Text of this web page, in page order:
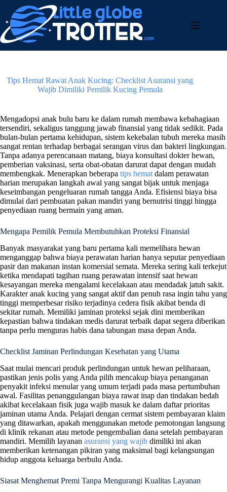
contenu
Tips Hemat Rawat Anak Kucing: Checklist Asuransi yang
Wajib Dimiliki Pemilik Kucing Pemula
Mengadopsi anak bulu baru ke dalam rumah membawa kebahagiaan
tersendiri, sekaligus tanggung jawab finansial yang tidak sedikit. Pada
bulan-bulan pertama kehidupan, sistem kekebalan tubuh mereka masih
sangat rentan terhadap berbagai serangan virus dan bakteri lingkungan.
Tanpa adanya perencanaan matang, biaya konsultasi dokter hewan,
pemberian vaksinasi, serta obat-obatan darurat dapat dengan mudah
membengkak. Menerapkan beberapa tips hemat dalam perawatan
harian merupakan langkah awal yang sangat bijak untuk menjaga
keseimbangan pengeluaran rumah tangga Anda. Efisiensi biaya bisa
dimulai dari pembuatan pakan mandiri yang bernutrisi tinggi hingga
penyediaan ruang bermain yang aman.
Mengapa Pemilik Pemula Membutuhkan Proteksi Finansial
Banyak masyarakat yang baru pertama kali memelihara hewan
menganggap bahwa biaya perawatan harian hanya seputar penyediaan
pasir dan makanan instan komersial semata. Mereka sering kali terkejut
ketika mendapati tagihan ruang perawatan intensif saat hewan
kesayangan mereka mengalami kecelakaan atau mendadak jatuh sakit.
Karakter anak kucing yang sangat aktif dan penuh rasa ingin tahu yang
tinggi memperbesar risiko terjadinya cedera fisik akibat benda di
sekitar rumah. Memiliki jaminan proteksi sejak dini memberikan
kepastian bahwa tindakan medis darurat terbaik dapat segera diberikan
tanpa perlu menguras habis dana tabungan masa depan Anda.
Checklist Jaminan Perlindungan Kesehatan yang Utama
Saat mulai mencari produk perlindungan untuk hewan peliharaan,
pastikan jenis polis yang Anda pilih mencakup biaya penanganan
penyakit infeksi menular yang umum terjadi pada masa pertumbuhan
awal. Fasilitas penanggulangan biaya rawat inap dan tindakan bedah
akibat kecelakaan fisik juga wajib masuk ke dalam daftar prioritas
jaminan utama Anda. Pelajari dengan cermat sistem pembayaran klaim
yang ditawarkan, apakah menggunakan metode pemotongan langsung
di klinik rekanan atau metode pengembalian dana setelah pembayaran
mandiri. Memilih layanan asuransi yang wajib dimiliki ini akan
memberikan ketenangan pikiran yang maksimal bagi kelangsungan
hidup anggota keluarga berbulu Anda.
Siasat Menghemat Premi Tanpa Mengurangi Kualitas Layanan